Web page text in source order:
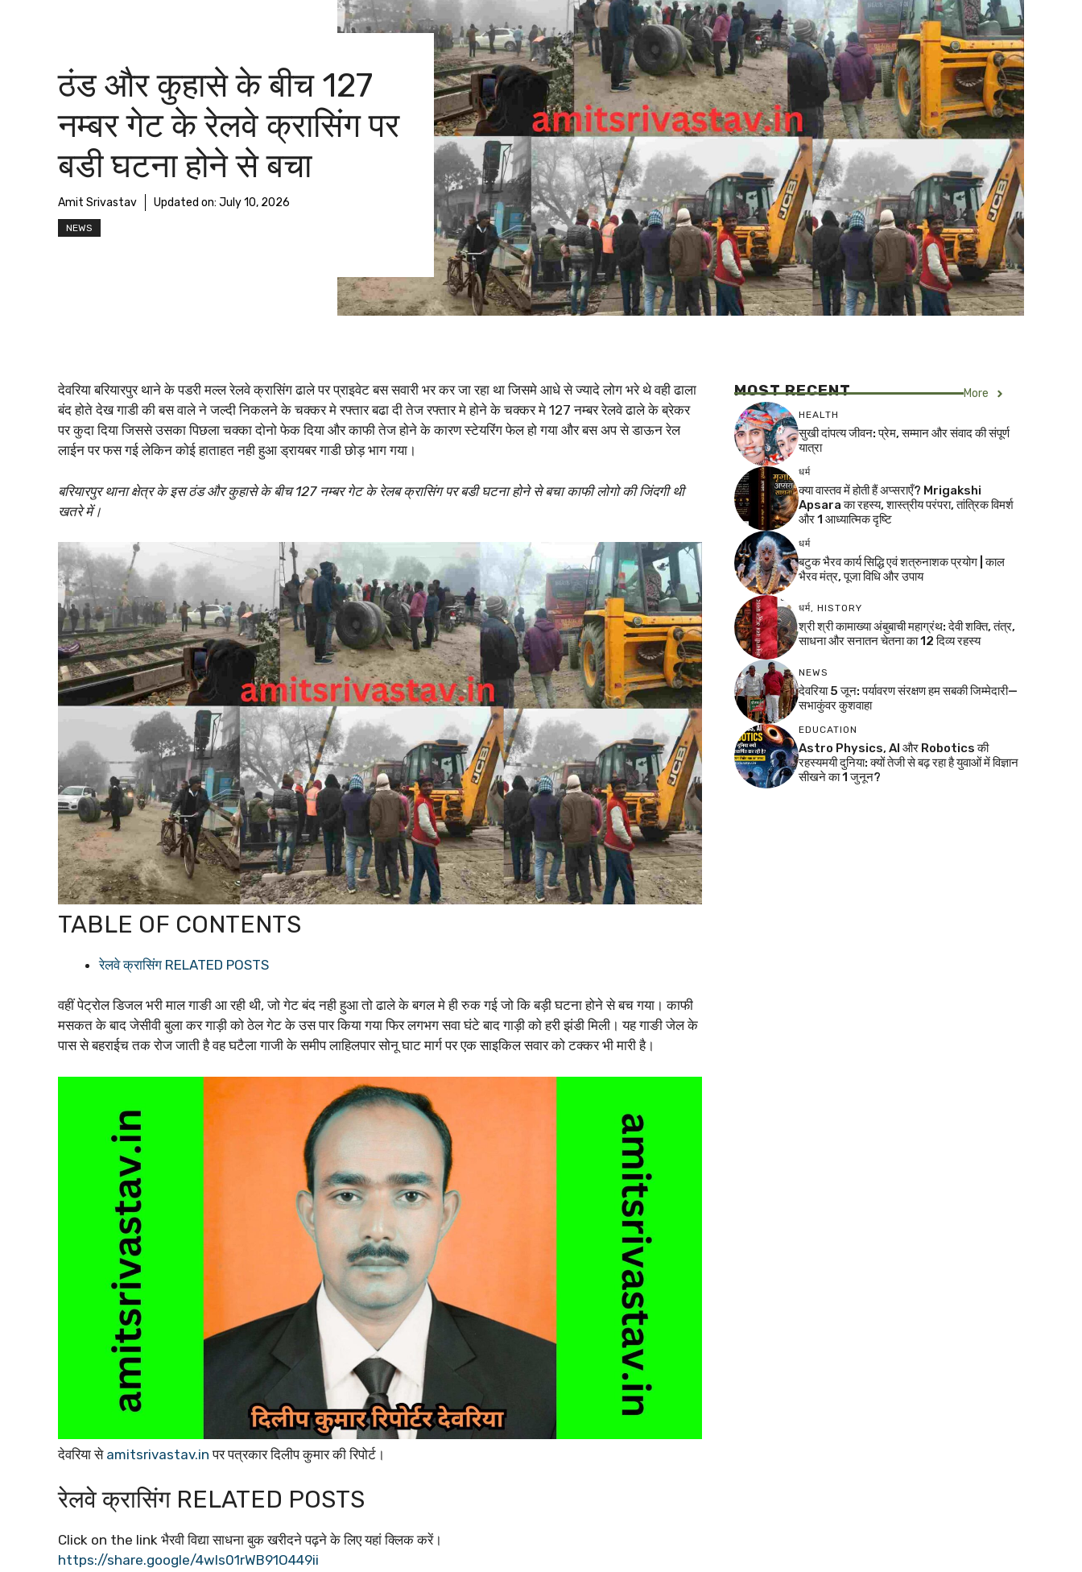
ठंड और कुहासे के बीच 127
नम्बर गेट के रेलवे क्रासिंग पर
बडी घटना होने से बचा
Amit Srivastav Updated on: July 10, 2026
NEWS
देवरिया बरियारपुर थाने के पडरी मल्ल रेलवे क्रासिंग ढाले पर प्राइवेट बस सवारी भर कर जा रहा था जिसमे आधे से ज्यादे लोग भरे थे वही ढाला
बंद होते देख गाडी की बस वाले ने जल्दी निकलने के चक्कर मे रफ्तार बढा दी तेज रफ्तार मे होने के चक्कर मे 127 नम्बर रेलवे ढाले के ब्रेकर
पर कुदा दिया जिससे उसका पिछला चक्का दोनो फेक दिया और काफी तेज होने के कारण स्टेयरिंग फेल हो गया और बस अप से डाऊन रेल
लाईन पर फस गई लेकिन कोई हाताहत नही हुआ ड्रायबर गाडी छोड़ भाग गया।
बरियारपुर थाना क्षेत्र के इस ठंड और कुहासे के बीच 127 नम्बर गेट के रेलब क्रासिंग पर बडी घटना होने से बचा काफी लोगो की जिंदगी थी
खतरे में।
TABLE OF CONTENTS
रेलवे क्रासिंग RELATED POSTS
वहीं पेट्रोल डिजल भरी माल गाङी आ रही थी, जो गेट बंद नही हुआ तो ढाले के बगल मे ही रुक गई जो कि बड़ी घटना होने से बच गया। काफी
मसकत के बाद जेसीवी बुला कर गाड़ी को ठेल गेट के उस पार किया गया फिर लगभग सवा घंटे बाद गाड़ी को हरी झंडी मिली। यह गाङी जेल के
पास से बहराईच तक रोज जाती है वह घटैला गाजी के समीप लाहिलपार सोनू घाट मार्ग पर एक साइकिल सवार को टक्कर भी मारी है।
देवरिया से amitsrivastav.in पर पत्रकार दिलीप कुमार की रिपोर्ट।
रेलवे क्रासिंग RELATED POSTS
Click on the link भैरवी विद्या साधना बुक खरीदने पढ़ने के लिए यहां क्लिक करें।
https://share.google/4wls01rWB91O449ii
MOST RECENT More
HEALTH
सुखी दांपत्य जीवन: प्रेम, सम्मान और संवाद की संपूर्ण
यात्रा
धर्म
क्या वास्तव में होती हैं अप्सराएँ? Mrigakshi
Apsara का रहस्य, शास्त्रीय परंपरा, तांत्रिक विमर्श
और 1 आध्यात्मिक दृष्टि
धर्म
बटुक भैरव कार्य सिद्धि एवं शत्रुनाशक प्रयोग | काल
भैरव मंत्र, पूजा विधि और उपाय
धर्म, HISTORY
श्री श्री कामाख्या अंबुबाची महाग्रंथ: देवी शक्ति, तंत्र,
साधना और सनातन चेतना का 12 दिव्य रहस्य
NEWS
देवरिया 5 जून: पर्यावरण संरक्षण हम सबकी जिम्मेदारी—
सभाकुंवर कुशवाहा
EDUCATION
Astro Physics, AI और Robotics की
रहस्यमयी दुनिया: क्यों तेजी से बढ़ रहा है युवाओं में विज्ञान
सीखने का 1 जुनून?